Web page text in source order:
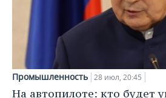
Промышленность 28 июл, 20:45
На автопилоте: кто будет